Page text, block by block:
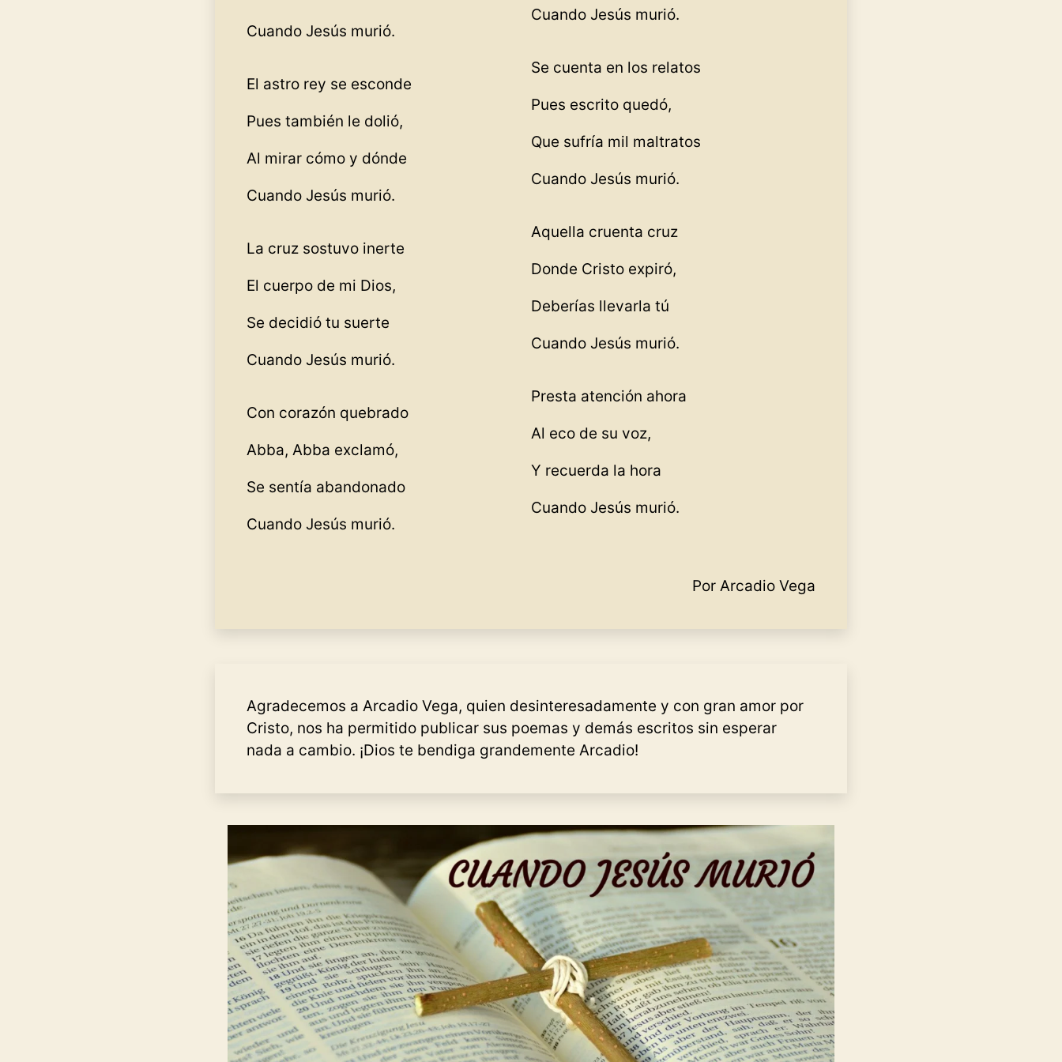
Cuando Jesús murió.
El astro rey se esconde
Pues también le dolió,
Al mirar cómo y dónde
Cuando Jesús murió.
La cruz sostuvo inerte
El cuerpo de mi Dios,
Se decidió tu suerte
Cuando Jesús murió.
Con corazón quebrado
Abba, Abba exclamó,
Se sentía abandonado
Cuando Jesús murió.
Cuando Jesús murió.
Se cuenta en los relatos
Pues escrito quedó,
Que sufría mil maltratos
Cuando Jesús murió.
Aquella cruenta cruz
Donde Cristo expiró,
Deberías llevarla tú
Cuando Jesús murió.
Presta atención ahora
Al eco de su voz,
Y recuerda la hora
Cuando Jesús murió.
Por Arcadio Vega
Agradecemos a Arcadio Vega, quien desinteresadamente y con gran amor por
Cristo, nos ha permitido publicar sus poemas y demás escritos sin esperar
nada a cambio. ¡Dios te bendiga grandemente Arcadio!